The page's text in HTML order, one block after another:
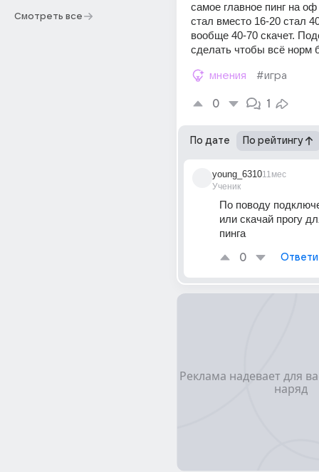
Смотреть все
самое главное пинг на
стал вместо 16-20 стал
вообще 40-70 скачет.
сделать чтобы всё норм
мнения #игра
0 1
По дате По рейтингу
young_6310
Ученик
11мес
По поводу
или скачай прогу
пинга
0